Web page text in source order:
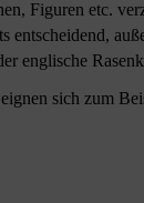
Figuren etc.
entscheidend,
englische
sich zum